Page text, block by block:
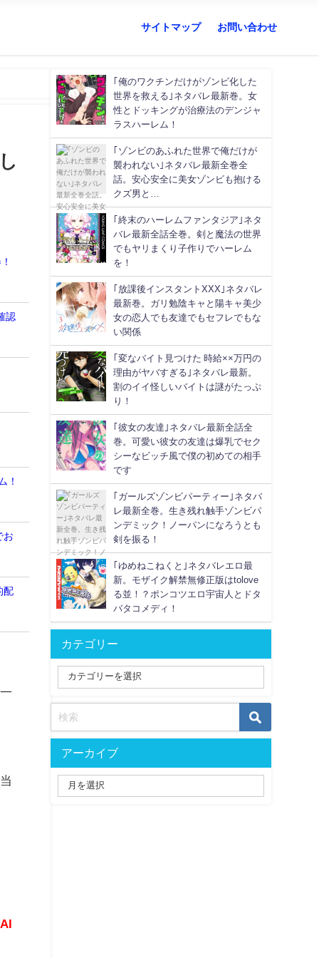
サイトマップ お問い合わせ
認
！
お
配
AI
｢俺のワクチンだけがゾンビ化した
世界を救える｣ネタバレ最新巻。女
性とドッキングが治療法のデンジャ
ラスハーレム！
｢ゾンビのあふれた世界で俺だけが
襲われない｣ネタバレ最新全巻全
話。安心安全に美女ゾンビも抱ける
クズ男と…
｢終末のハーレムファンタジア｣ネタ
バレ最新全話全巻。剣と魔法の世界
でもヤリまくり子作りでハーレム
を！
｢放課後インスタントXXX｣ネタバレ
最新巻。ガリ勉陰キャと陽キャ美少
女の恋人でも友達でもセフレでもな
い関係
｢変なバイト見つけた 時給××万円の
理由がヤバすぎる｣ネタバレ最新。
割のイイ怪しいバイトは謎がたっぷ
り！
｢彼女の友達｣ネタバレ最新全話全
巻。可愛い彼女の友達は爆乳でセク
シーなビッチ風で僕の初めての相手
です
｢ガールズゾンビパーティー｣ネタバ
レ最新全巻。生き残れ触手ゾンビパ
ンデミック！ノーパンになろうとも
剣を振る！
｢ゆめねこねくと｣ネタバレエロ最
新。モザイク解禁無修正版はtolove
る並！？ポンコツエロ宇宙人とドタ
バタコメディ！
カテゴリー
アーカイブ